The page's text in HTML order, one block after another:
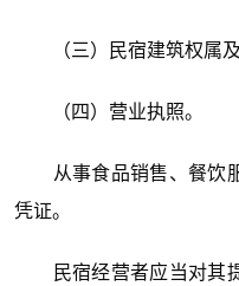
（三）民宿建筑权属及
（四）营业执照。
从事食品销售、餐饮服
凭证。
民宿经营者应当对其提